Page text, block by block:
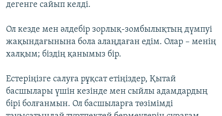
дегенге сайып келді.
Ол кезде мен әлдебір зорлық-зомбылықтың дүмпуі
жақындағынына бола алаңдаған едім. Олар – менің
халқым; біздің қанымыз бір.
Естеріңізге салуға рұқсат етіңіздер, Қытай
басшылары үшін кезінде мен сыйлы адамдардың
бірі болғанмын. Ол басшыларға төзімімді